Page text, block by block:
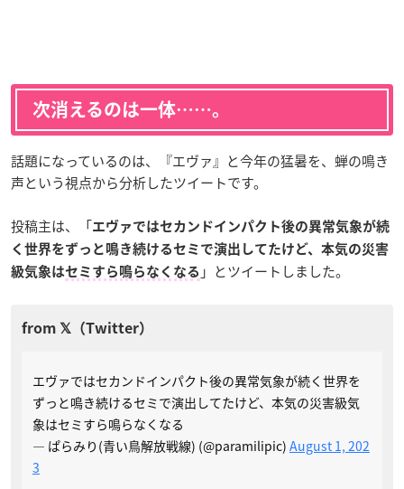
次消えるのは一体……。
話題になっているのは、『エヴァ』と今年の猛暑を、蝉の鳴き
声という視点から分析したツイートです。
投稿主は、「エヴァではセカンドインパクト後の異常気象が続
く世界をずっと鳴き続けるセミで演出してたけど、本気の災害
級気象はセミすら鳴らなくなる 」とツイートしました。
エヴァではセカンドインパクト後の異常気象が続く世界を
ずっと鳴き続けるセミで演出してたけど、本気の災害級気
象はセミすら鳴らなくなる
— ぱらみり(青い鳥解放戦線) (@paramilipic) August 1, 202
3